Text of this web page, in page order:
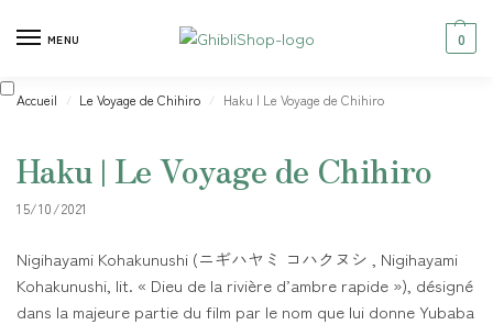
MENU 0
Accueil / Le Voyage de Chihiro / Haku | Le Voyage de Chihiro
Haku | Le Voyage de Chihiro
15/10/2021
Nigihayami Kohakunushi (ニギハヤミ コハクヌシ , Nigihayami
Kohakunushi, lit. « Dieu de la rivière d’ambre rapide »), désigné
dans la majeure partie du film par le nom que lui donne Yubaba